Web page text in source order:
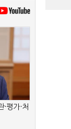
평가·처